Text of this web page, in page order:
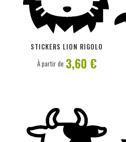
STICKERS LION RIGOLO
PERSONNALISER
À partir de 3,60 €